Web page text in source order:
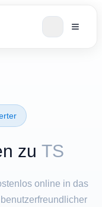
zu TS
online in das